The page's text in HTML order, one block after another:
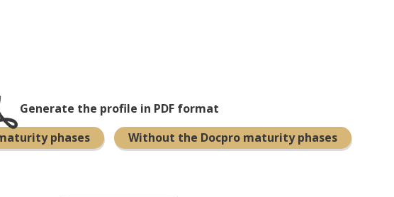
Generate the profile in PDF format
phases
Without the Docpro maturity phases